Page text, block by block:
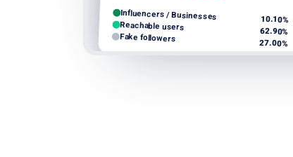
Male
Influencers / Businesses 10.10%
Reachable users 62.90%
Fake followers 27.00%